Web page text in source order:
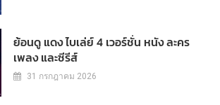
ย้อนดู แดง ไบเล่ย์ 4 เวอร์ชั่น หนัง ละคร
เพลง และซีรีส์
31 กรกฎาคม 2026